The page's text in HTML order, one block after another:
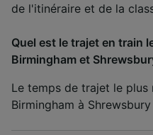
de l'itinéraire et de la
Quel est le trajet en train
Birmingham et
Le temps de trajet le plus
Birmingham à